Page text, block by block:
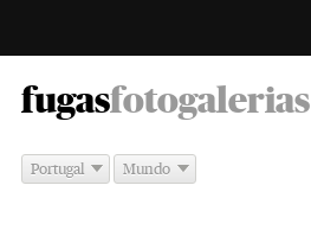
fugas -
fotogalerias
Portugal Mundo